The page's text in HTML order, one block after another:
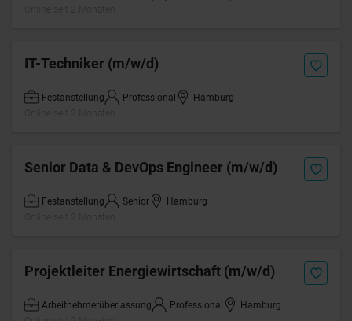
IT-Techniker (m/w/d)
Festanstellung Professional
Hamburg
Senior Data & DevOps Engineer (m/w/d)
Festanstellung Senior
Hamburg
Projektleiter Energiewirtschaft (m/w/d)
Arbeitnehmerüberlassung Professional
Hamburg